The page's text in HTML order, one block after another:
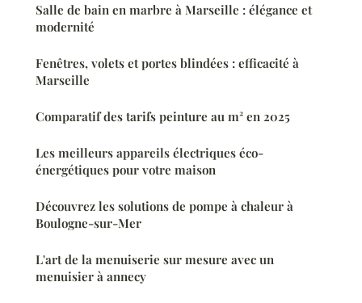
Salle de bain en marbre à Marseille : élégance et
modernité
Fenêtres, volets et portes blindées : efficacité à
Marseille
Comparatif des tarifs peinture au m² en 2025
Les meilleurs appareils électriques éco-
énergétiques pour votre maison
Découvrez les solutions de pompe à chaleur à
Boulogne-sur-Mer
L'art de la menuiserie sur mesure avec un
menuisier à annecy